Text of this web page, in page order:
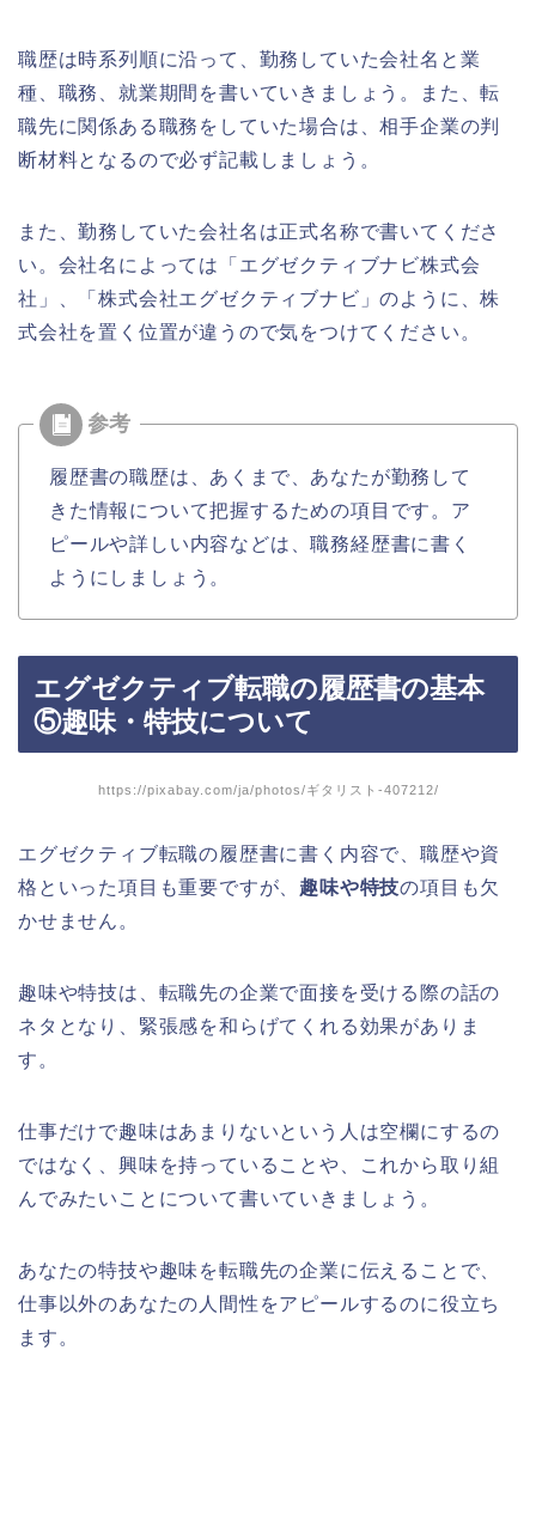
職歴は時系列順に沿って、勤務していた会社名と業
種、職務、就業期間を書いていきましょう。また、転
職先に関係ある職務をしていた場合は、相手企業の判
断材料となるので必ず記載しましょう。
また、勤務していた会社名は正式名称で書いてくださ
い。会社名によっては「エグゼクティブナビ株式会
社」、「株式会社エグゼクティブナビ」のように、株
式会社を置く位置が違うので気をつけてください。
履歴書の職歴は、あくまで、あなたが勤務して
きた情報について把握するための項目です。ア
ピールや詳しい内容などは、職務経歴書に書く
ようにしましょう。
エグゼクティブ転職の履歴書の基本
⑤趣味・特技について
https://pixabay.com/ja/photos/ギタリスト-407212/
エグゼクティブ転職の履歴書に書く内容で、職歴や資
格といった項目も重要ですが、 趣味や特技の項目も欠
かせません。
趣味や特技は、転職先の企業で面接を受ける際の話の
ネタとなり、緊張感を和らげてくれる効果がありま
す。
仕事だけで趣味はあまりないという人は空欄にするの
ではなく、興味を持っていることや、これから取り組
んでみたいことについて書いていきましょう。
あなたの特技や趣味を転職先の企業に伝えることで、
仕事以外のあなたの人間性をアピールするのに役立ち
ます。